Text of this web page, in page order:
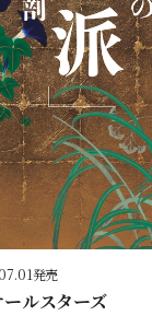
発売
ルスターズ